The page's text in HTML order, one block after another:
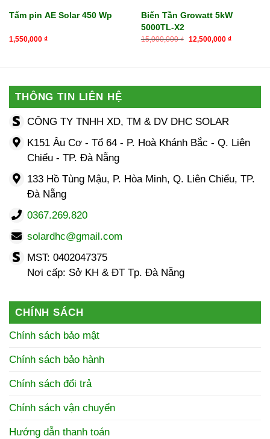
Tấm pin AE Solar 450 Wp
1,550,000 ₫
Biến Tần Growatt 5kW
5000TL-X2
15,000,000₫ Giá
12,500,000 ₫Giá
THÔNG TIN LIÊN HỆ
CÔNG TY TNHH XD, TM & DV DHC SOLAR
K151 Âu Cơ - Tổ 64 - P. Hoà Khánh Bắc - Q. Liên
Chiểu - TP. Đà Nẵng
133 Hồ Tùng Mậu, P. Hòa Minh, Q. Liên Chiểu, TP.
Đà Nẵng
0367.269.820
solardhc@gmail.com
MST: 0402047375
Nơi cấp: Sở KH & ĐT Tp. Đà Nẵng
CHÍNH SÁCH
Chính sách bảo mật
Chính sách bảo hành
Chính sách đổi trả
Chính sách vận chuyển
Hướng dẫn thanh toán